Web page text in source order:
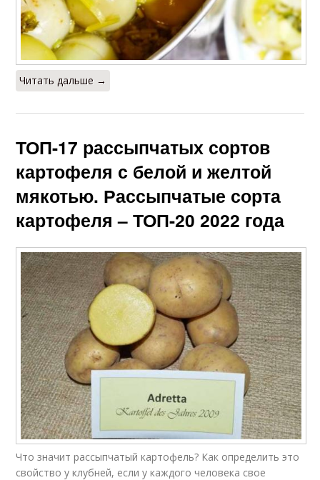
Читать дальше →
ТОП-17 рассыпчатых сортов
картофеля с белой и желтой
мякотью. Рассыпчатые сорта
картофеля – ТОП-20 2022 года
Что значит рассыпчатый картофель? Как определить это
свойство у клубней, если у каждого человека свое